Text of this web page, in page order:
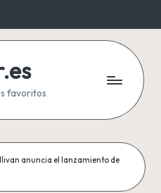
favoritos
anuncia el lanzamiento de